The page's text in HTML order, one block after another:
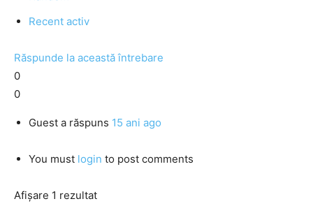
Recent activ
Răspunde la această întrebare
0
0
Guest a răspuns 15 ani ago
You must login to post comments
Afișare 1 rezultat